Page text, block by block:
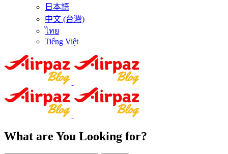
日本語
中文 (台灣)
ไทย
Tiếng Việt
What are You Looking for?